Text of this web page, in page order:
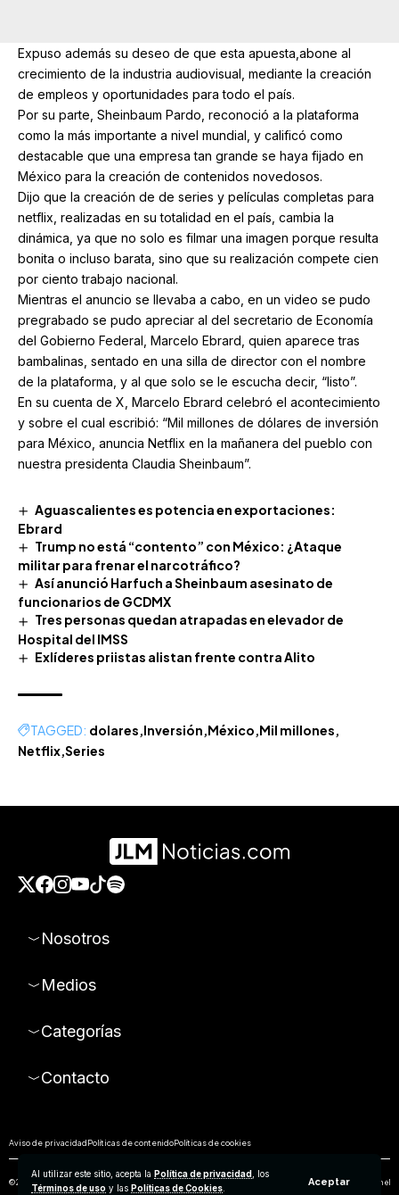
Al utilizar este sitio, acepta la Política de privacidad
, los
Términos de uso y las Políticas de Cookies
Aceptar
Expuso además su deseo de que esta apuesta,abone al
crecimiento de la industria audiovisual, mediante la creación
de empleos y oportunidades para todo el país.
Por su parte, Sheinbaum Pardo, reconoció a la plataforma
como la más importante a nivel mundial, y calificó como
destacable que una empresa tan grande se haya fijado en
México para la creación de contenidos novedosos.
Dijo que la creación de de series y películas completas para
netflix, realizadas en su totalidad en el país, cambia la
dinámica, ya que no solo es filmar una imagen porque resulta
bonita o incluso barata, sino que su realización compete cien
por ciento trabajo nacional.
Mientras el anuncio se llevaba a cabo, en un video se pudo
pregrabado se pudo apreciar al del secretario de Economía
del Gobierno Federal, Marcelo Ebrard, quien aparece tras
bambalinas, sentado en una silla de director con el nombre
de la plataforma, y al que solo se le escucha decir, “listo”.
En su cuenta de X, Marcelo Ebrard celebró el acontecimiento
y sobre el cual escribió: “Mil millones de dólares de inversión
para México, anuncia Netflix en la mañanera del pueblo con
nuestra presidenta Claudia Sheinbaum”.
Aguascalientes es potencia en exportaciones:
Ebrard
Trump no está “contento” con México: ¿Ataque
militar para frenar el narcotráfico?
Así anunció Harfuch a Sheinbaum asesinato de
funcionarios de GCDMX
Tres personas quedan atrapadas en elevador de
Hospital del IMSS
Exlíderes priistas alistan frente contra Alito
TAGGED: dolares Inversión México Mil millones
Netflix Series
Nosotros
Medios
Categorías
Contacto
Aviso de privacidadPolíticas de contenidoPolíticas de cookies
© 2026 Todos los derechos reservados. Prohibida la reproducción parcial o total de los contenidos de este sitio sin el